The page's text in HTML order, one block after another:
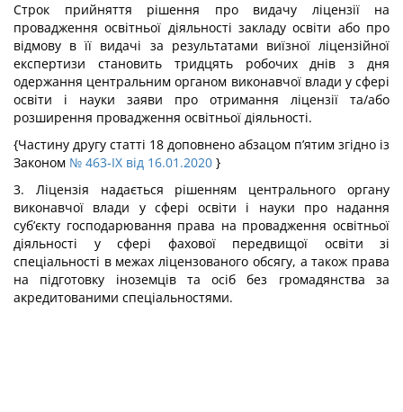
Строк прийняття рішення про видачу ліцензії на
провадження освітньої діяльності закладу освіти або про
відмову в її видачі за результатами виїзної ліцензійної
експертизи становить тридцять робочих днів з дня
одержання центральним органом виконавчої влади у сфері
освіти і науки заяви про отримання ліцензії та/або
розширення провадження освітньої діяльності.
{Частину другу статті 18 доповнено абзацом п’ятим згідно із
Законом № 463-IX від 16.01.2020 }
3. Ліцензія надається рішенням центрального органу
виконавчої влади у сфері освіти і науки про надання
суб’єкту господарювання права на провадження освітньої
діяльності у сфері фахової передвищої освіти зі
спеціальності в межах ліцензованого обсягу, а також права
на підготовку іноземців та осіб без громадянства за
акредитованими спеціальностями.